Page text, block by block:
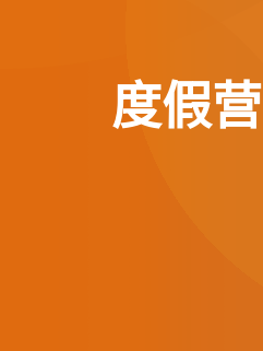
度假营